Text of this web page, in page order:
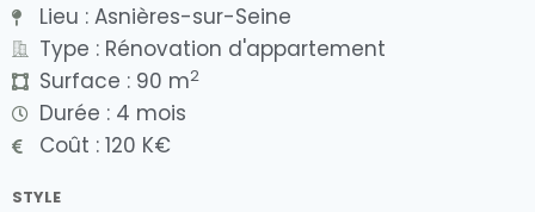
Lieu : Asnières-sur-Seine
Type : Rénovation d'appartement
Surface : 90 m2
Durée : 4 mois
Coût : 120 K€
STYLE